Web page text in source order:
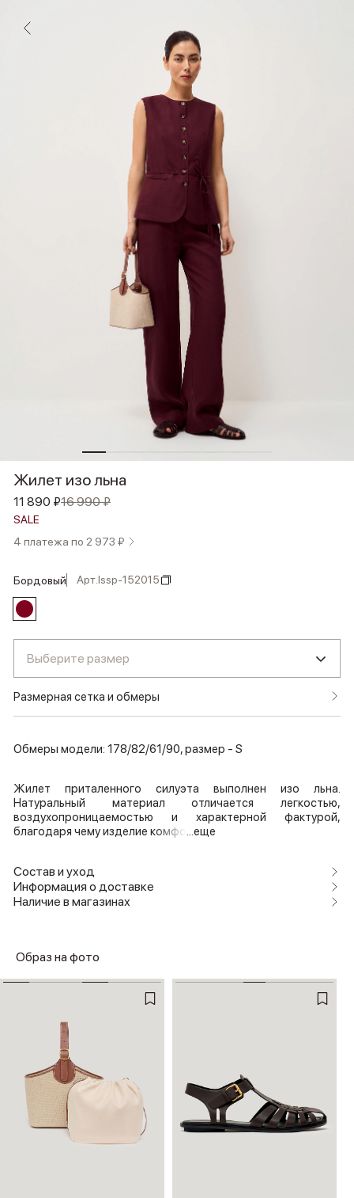
Жилет изо льна
11 890 ₽16 990 ₽
SALE
4 платежа по 2 973 ₽
бордовый Арт.lssp-152015
Выберите размер
Размерная сетка и обмеры
Обмеры модели: 178/82/61/90, размер - S
Жилет приталенного силуэта выполнен изо льна.
Натуральный материал отличается легкостью,
воздухопроницаемостью и характерной фактурой,
благодаря чему изделие комфо ...еще
Состав и уход
Информация о доставке
Наличие в магазинах
Образ на фото